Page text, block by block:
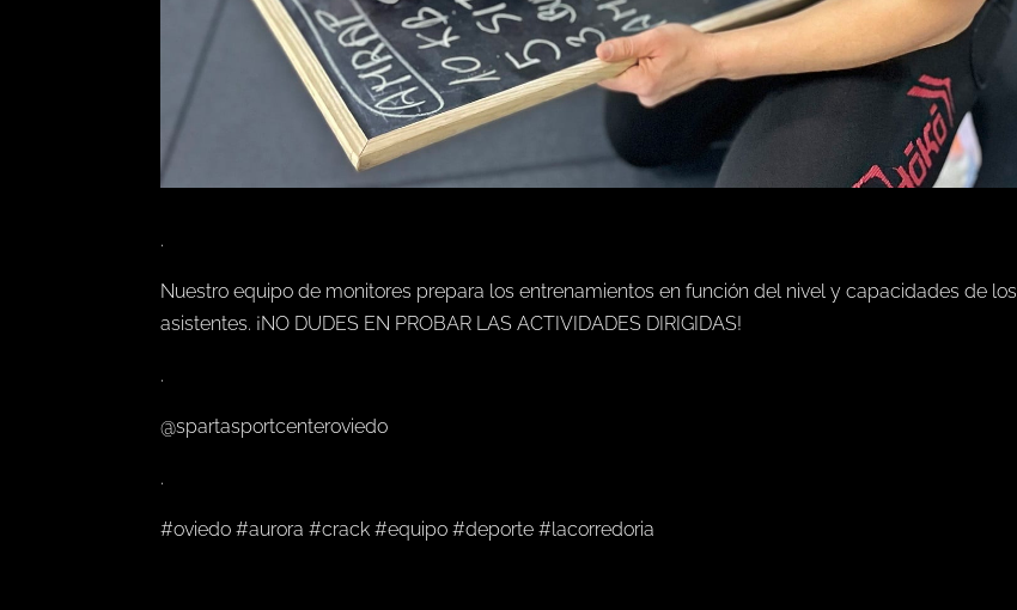
.
Nuestro equipo de monitores prepara los entrenamientos en función del nivel y capacidades de los
asistentes. ¡NO DUDES EN PROBAR LAS ACTIVIDADES DIRIGIDAS!
.
@spartasportcenteroviedo
.
#oviedo #aurora #crack #equipo #deporte #lacorredoria